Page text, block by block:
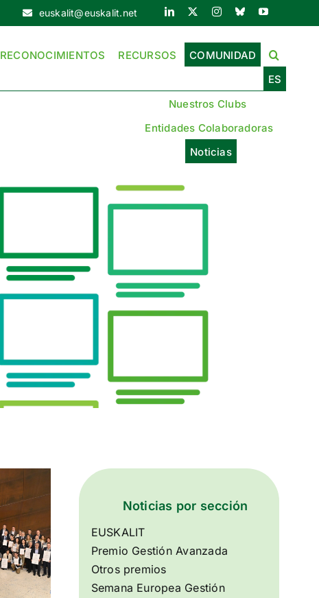
euskalit@euskalit.net
RECONOCIMIENTOS RECURSOS
COMUNIDAD
ES
Nuestros Clubs
Entidades Colaboradoras
Noticias
Noticias por sección
EUSKALIT
Premio Gestión Avanzada
Otros premios
Semana Europea Gestión